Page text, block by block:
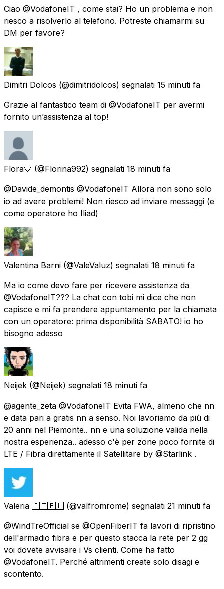
Ciao @VodafoneIT , come stai? Ho un problema e non
riesco a risolverlo al telefono. Potreste chiamarmi su
DM per favore?
Dimitri Dolcos (@dimitridolcos) segnalati 15 minuti fa
Grazie al fantastico team di @VodafoneIT per avermi
fornito un’assistenza al top!
Flora💙 (@Florina992) segnalati 18 minuti fa
@Davide_demontis @VodafoneIT Allora non sono solo
io ad avere problemi! Non riesco ad inviare messaggi (e
come operatore ho Iliad)
Valentina Barni (@ValeValuz) segnalati 18 minuti fa
Ma io come devo fare per ricevere assistenza da
@VodafoneIT??? La chat con tobi mi dice che non
capisce e mi fa prendere appuntamento per la chiamata
con un operatore: prima disponibilità SABATO! io ho
bisogno adesso
Neijek (@Neijek) segnalati 18 minuti fa
@agente_zeta @VodafoneIT Evita FWA, almeno che nn
e data pari a gratis nn a senso. Noi lavoriamo da più di
20 anni nel Piemonte.. nn e una soluzione valida nella
nostra esperienza.. adesso c'è per zone poco fornite di
LTE / Fibra direttamente il Satellitare by @Starlink .
Valeria 🇮🇹🇪🇺 (@valfromrome) segnalati 21 minuti fa
@WindTreOfficial se @OpenFiberIT fa lavori di ripristino
dell'armadio fibra e per questo stacca la rete per 2 gg
voi dovete avvisare i Vs clienti. Come ha fatto
@VodafoneIT. Perché altrimenti create solo disagi e
scontento.